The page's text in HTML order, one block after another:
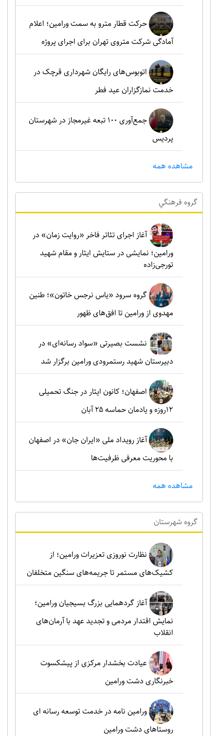
حرکت قطار مترو به سمت ورامین؛ اعلام
آمادگی شرکت متروی تهران برای اجرای پروژه
اتوبوس‌های رایگان شهرداری قرچک در
خدمت نمازگزاران عید فطر
جمع‌آوری ۱۰۰ تبعه غیرمجاز در شهرستان
پردیس
مشاهده همه
گروه فرهنگي
آغاز اجرای تئاتر فاخر «روایت زمان» در
ورامین؛ نمایشی در ستایش ایثار و مقام شهید
تورجی‌زاده
گروه سرود «یاس نرجس خاتون»؛ طنین
مهدوی از ورامین تا افق‌های ظهور
نشست بصیرتی «سواد رسانه‌ای» در
دبیرستان شهید رستمرودی ورامین برگزار شد
اصفهان؛ کانون ایثار در جنگ تحمیلی
۱۲روزه و یادمان حماسه ۲۵ آبان
آغاز رویداد ملی «ایران جان» در اصفهان
با محوریت معرفی ظرفیت‌ها
مشاهده همه
گروه شهرستان
نظارت نوروزی تعزیرات ورامین؛ از
کشیک‌های مستمر تا جریمه‌های سنگین متخلفان
آغاز گردهمایی بزرگ بسیجیان ورامین؛
نمایش اقتدار مردمی و تجدید عهد با آرمان‌های
انقلاب
عیادت بخشدار مرکزی از پیشکسوت
خبرنگاری دشت ورامین
ورامین نامه در خدمت توسعه رسانه ای
روستاهای دشت ورامین